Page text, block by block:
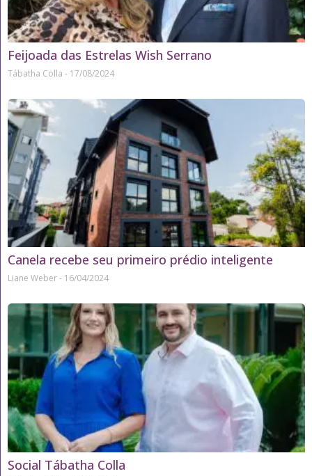
Feijoada das Estrelas Wish Serrano
Tábatha Colla 17/08/2024
Canela recebe seu primeiro prédio inteligente
Liane Weber 16/04/2024
Social Tábatha Colla